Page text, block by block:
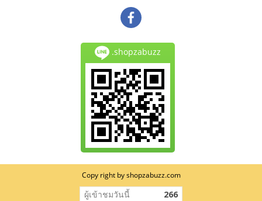
.shopzabuzz
Copy right by shopzabuzz.com
ผู้เข้าชมวันนี้ 266